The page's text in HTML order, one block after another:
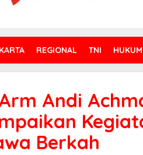
REGIONAL TNI
Andi
Berkah